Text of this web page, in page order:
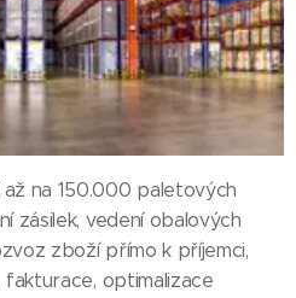
až na 150.000 paletových
zásilek, vedení obalových
zboží přímo k příjemci,
fakturace, optimalizace